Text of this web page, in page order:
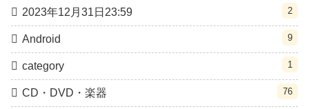
2023年12月31日23:59 2
Android 9
category 1
CD・DVD・楽器 76